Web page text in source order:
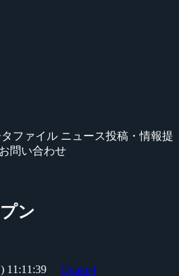
ファイル ニュース投稿・情報提
お問い合わせ
ン
11:11:39 Quake4